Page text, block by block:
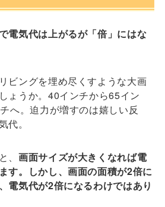
電気代は上がるが「倍」にはな
ビングを埋め尽くすような大画
ょうか。40インチから65イン
へ。迫力が増すのは嬉しい反
代。
画面サイズが大きくなれば電
す。しかし、画面の面積が2倍に
電気代が2倍になるわけではあり